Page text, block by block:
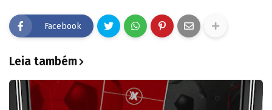
Facebook
Leia também